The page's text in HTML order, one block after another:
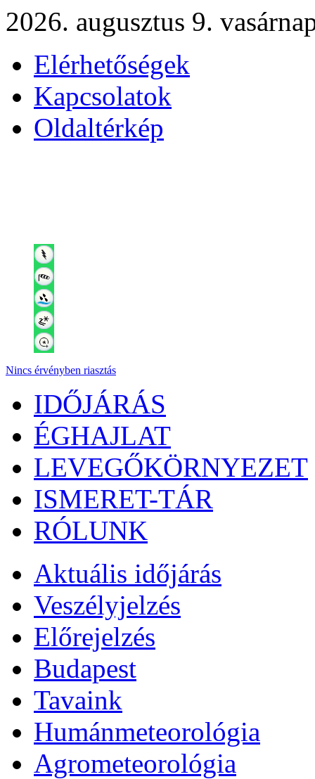
2026. augusztus 9.
Elérhetőségek
Kapcsolatok
Oldaltérkép
Nincs érvényben riasztás
IDŐJÁRÁS
ÉGHAJLAT
LEVEGŐKÖRNYEZET
ISMERET-TÁR
RÓLUNK
Aktuális időjárás
Veszélyjelzés
Előrejelzés
Budapest
Tavaink
Humánmeteorológia
Agrometeorológia